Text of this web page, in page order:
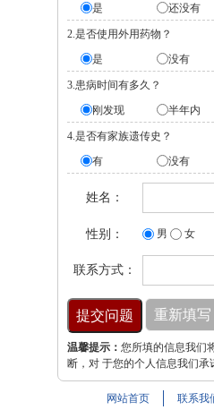
是
还没有
2.是否使用外用药物？
是
没有
3.患病时间有多久？
刚发现
半年内
4.是否有家族遗传史？
有
没有
姓名：
性别： 男 女
联系方式：
温馨提示： 您所填的信息我们
断，对 于您的个人信息我们承
网站首页 联系我